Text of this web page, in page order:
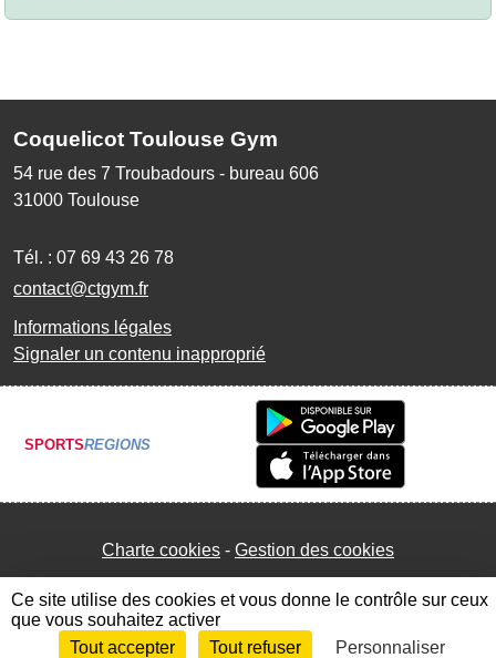
Coquelicot Toulouse Gym
54 rue des 7 Troubadours - bureau 606
31000 Toulouse
Tél. : 07 69 43 26 78
contact@ctgym.fr
Informations légales
Signaler un contenu inapproprié
SPORTSREGIONS
Charte cookies Gestion des cookies
Envie de participer ? Connexion
Ce site utilise des cookies et vous donne le contrôle sur ceux
que vous souhaitez activer
Tout accepter
Tout refuser Personnaliser